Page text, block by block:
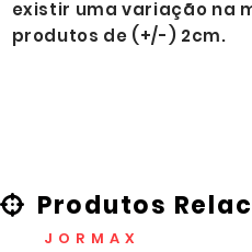
existir uma variação na
produtos de (+/-) 2cm.
Produtos
JORMAX